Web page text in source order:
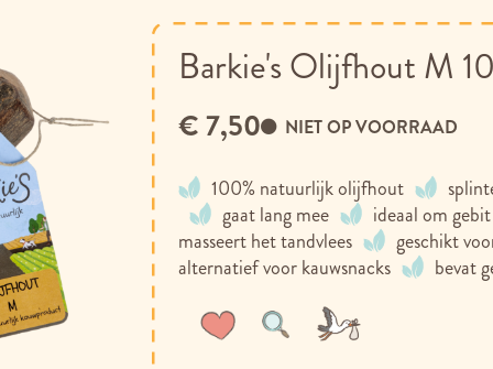
Barkie's Olijfhout M
100% natuurlijk olijfhout
gaat lang mee
ideaal om
masseert het tandvlees
geschikt
alternatief voor kauwsnacks
bevat
NIET OP VOORRAAD
€ 7,50
Voeg
Toevoegen